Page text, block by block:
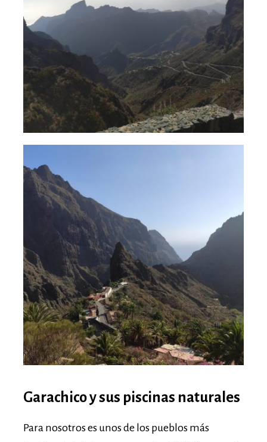
Garachico y sus piscinas naturales
Para nosotros es unos de los pueblos más